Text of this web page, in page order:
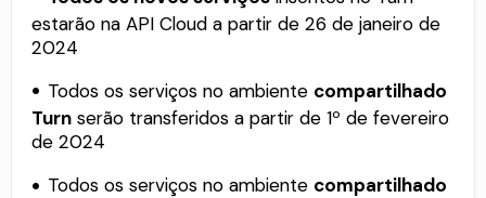
estarão na API Cloud a partir de 26 de janeiro de
2024
Todos os serviços no ambiente compartilhado
Turn serão transferidos a partir de 1º de fevereiro
de 2024
Todos os serviços no ambiente compartilhado